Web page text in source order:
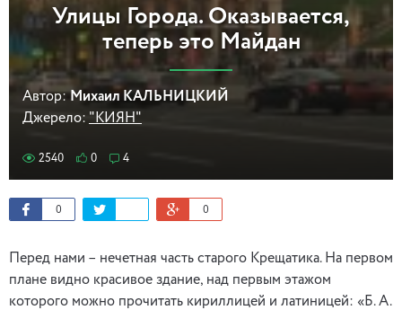
Улицы Города. Оказывается,
теперь это Майдан
Автор: Михаил КАЛЬНИЦКИЙ
Джерело: "КИЯН"
2540 0 4
0 0
Перед нами – нечетная часть старого Крещатика. На первом
плане видно красивое здание, над первым этажом
которого можно прочитать кириллицей и латиницей: «Б. А.